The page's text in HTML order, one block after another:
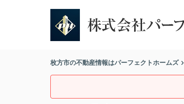
枚方市の不動産情報はパーフェクトホームズ